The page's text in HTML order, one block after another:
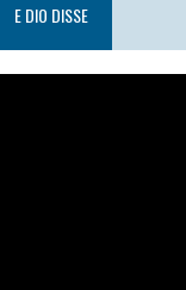
E DIO DISSE